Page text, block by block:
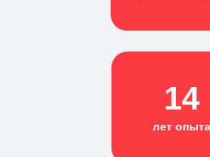
лет опыта
14